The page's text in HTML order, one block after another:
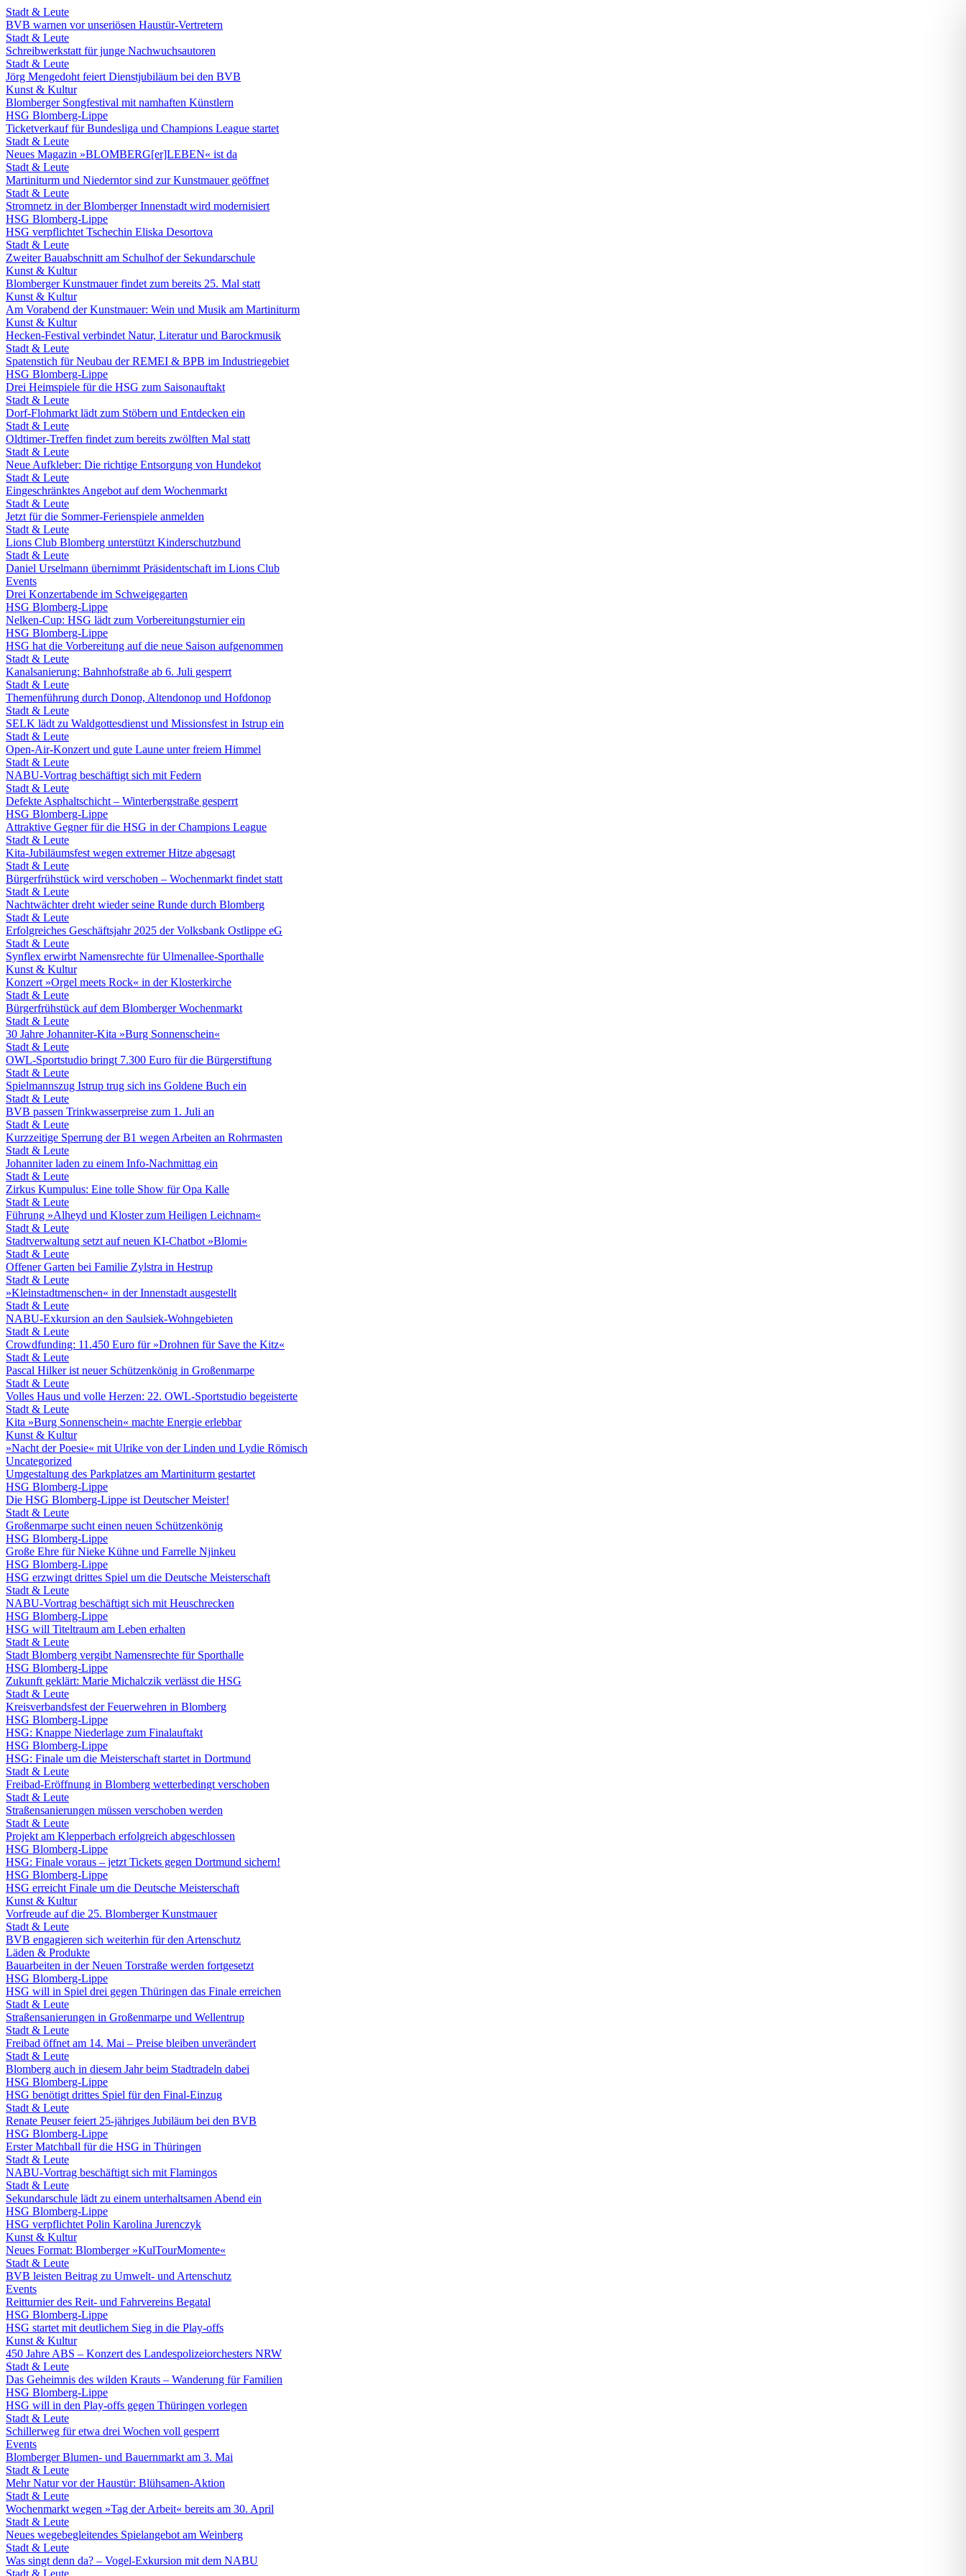
Stadt & Leute
BVB warnen vor unseriösen Haustür-Vertretern
Stadt & Leute
Schreibwerkstatt für junge Nachwuchsautoren
Stadt & Leute
Jörg Mengedoht feiert Dienstjubiläum bei den BVB
Kunst & Kultur
Blomberger Songfestival mit namhaften Künstlern
HSG Blomberg-Lippe
Ticketverkauf für Bundesliga und Champions League startet
Stadt & Leute
Neues Magazin »BLOMBERG[er]LEBEN« ist da
Stadt & Leute
Martiniturm und Niederntor sind zur Kunstmauer geöffnet
Stadt & Leute
Stromnetz in der Blomberger Innenstadt wird modernisiert
HSG Blomberg-Lippe
HSG verpflichtet Tschechin Eliska Desortova
Stadt & Leute
Zweiter Bauabschnitt am Schulhof der Sekundarschule
Kunst & Kultur
Blomberger Kunstmauer findet zum bereits 25. Mal statt
Kunst & Kultur
Am Vorabend der Kunstmauer: Wein und Musik am Martiniturm
Kunst & Kultur
Hecken-Festival verbindet Natur, Literatur und Barockmusik
Stadt & Leute
Spatenstich für Neubau der REMEI & BPB im Industriegebiet
HSG Blomberg-Lippe
Drei Heimspiele für die HSG zum Saisonauftakt
Stadt & Leute
Dorf-Flohmarkt lädt zum Stöbern und Entdecken ein
Stadt & Leute
Oldtimer-Treffen findet zum bereits zwölften Mal statt
Stadt & Leute
Neue Aufkleber: Die richtige Entsorgung von Hundekot
Stadt & Leute
Eingeschränktes Angebot auf dem Wochenmarkt
Stadt & Leute
Jetzt für die Sommer-Ferienspiele anmelden
Stadt & Leute
Lions Club Blomberg unterstützt Kinderschutzbund
Stadt & Leute
Daniel Urselmann übernimmt Präsidentschaft im Lions Club
Events
Drei Konzertabende im Schweigegarten
HSG Blomberg-Lippe
Nelken-Cup: HSG lädt zum Vorbereitungsturnier ein
HSG Blomberg-Lippe
HSG hat die Vorbereitung auf die neue Saison aufgenommen
Stadt & Leute
Kanalsanierung: Bahnhofstraße ab 6. Juli gesperrt
Stadt & Leute
Themenführung durch Donop, Altendonop und Hofdonop
Stadt & Leute
SELK lädt zu Waldgottesdienst und Missionsfest in Istrup ein
Stadt & Leute
Open-Air-Konzert und gute Laune unter freiem Himmel
Stadt & Leute
NABU-Vortrag beschäftigt sich mit Federn
Stadt & Leute
Defekte Asphaltschicht – Winterbergstraße gesperrt
HSG Blomberg-Lippe
Attraktive Gegner für die HSG in der Champions League
Stadt & Leute
Kita-Jubiläumsfest wegen extremer Hitze abgesagt
Stadt & Leute
Bürgerfrühstück wird verschoben – Wochenmarkt findet statt
Stadt & Leute
Nachtwächter dreht wieder seine Runde durch Blomberg
Stadt & Leute
Erfolgreiches Geschäftsjahr 2025 der Volksbank Ostlippe eG
Stadt & Leute
Synflex erwirbt Namensrechte für Ulmenallee-Sporthalle
Kunst & Kultur
Konzert »Orgel meets Rock« in der Klosterkirche
Stadt & Leute
Bürgerfrühstück auf dem Blomberger Wochenmarkt
Stadt & Leute
30 Jahre Johanniter-Kita »Burg Sonnenschein«
Stadt & Leute
OWL-Sportstudio bringt 7.300 Euro für die Bürgerstiftung
Stadt & Leute
Spielmannszug Istrup trug sich ins Goldene Buch ein
Stadt & Leute
BVB passen Trinkwasserpreise zum 1. Juli an
Stadt & Leute
Kurzzeitige Sperrung der B1 wegen Arbeiten an Rohrmasten
Stadt & Leute
Johanniter laden zu einem Info-Nachmittag ein
Stadt & Leute
Zirkus Kumpulus: Eine tolle Show für Opa Kalle
Stadt & Leute
Führung »Alheyd und Kloster zum Heiligen Leichnam«
Stadt & Leute
Stadtverwaltung setzt auf neuen KI-Chatbot »Blomi«
Stadt & Leute
Offener Garten bei Familie Zylstra in Hestrup
Stadt & Leute
»Kleinstadtmenschen« in der Innenstadt ausgestellt
Stadt & Leute
NABU-Exkursion an den Saulsiek-Wohngebieten
Stadt & Leute
Crowdfunding: 11.450 Euro für »Drohnen für Save the Kitz«
Stadt & Leute
Pascal Hilker ist neuer Schützenkönig in Großenmarpe
Stadt & Leute
Volles Haus und volle Herzen: 22. OWL-Sportstudio begeisterte
Stadt & Leute
Kita »Burg Sonnenschein« machte Energie erlebbar
Kunst & Kultur
»Nacht der Poesie« mit Ulrike von der Linden und Lydie Römisch
Uncategorized
Umgestaltung des Parkplatzes am Martiniturm gestartet
HSG Blomberg-Lippe
Die HSG Blomberg-Lippe ist Deutscher Meister!
Stadt & Leute
Großenmarpe sucht einen neuen Schützenkönig
HSG Blomberg-Lippe
Große Ehre für Nieke Kühne und Farrelle Njinkeu
HSG Blomberg-Lippe
HSG erzwingt drittes Spiel um die Deutsche Meisterschaft
Stadt & Leute
NABU-Vortrag beschäftigt sich mit Heuschrecken
HSG Blomberg-Lippe
HSG will Titeltraum am Leben erhalten
Stadt & Leute
Stadt Blomberg vergibt Namensrechte für Sporthalle
HSG Blomberg-Lippe
Zukunft geklärt: Marie Michalczik verlässt die HSG
Stadt & Leute
Kreisverbandsfest der Feuerwehren in Blomberg
HSG Blomberg-Lippe
HSG: Knappe Niederlage zum Finalauftakt
HSG Blomberg-Lippe
HSG: Finale um die Meisterschaft startet in Dortmund
Stadt & Leute
Freibad-Eröffnung in Blomberg wetterbedingt verschoben
Stadt & Leute
Straßensanierungen müssen verschoben werden
Stadt & Leute
Projekt am Klepperbach erfolgreich abgeschlossen
HSG Blomberg-Lippe
HSG: Finale voraus – jetzt Tickets gegen Dortmund sichern!
HSG Blomberg-Lippe
HSG erreicht Finale um die Deutsche Meisterschaft
Kunst & Kultur
Vorfreude auf die 25. Blomberger Kunstmauer
Stadt & Leute
BVB engagieren sich weiterhin für den Artenschutz
Läden & Produkte
Bauarbeiten in der Neuen Torstraße werden fortgesetzt
HSG Blomberg-Lippe
HSG will in Spiel drei gegen Thüringen das Finale erreichen
Stadt & Leute
Straßensanierungen in Großenmarpe und Wellentrup
Stadt & Leute
Freibad öffnet am 14. Mai – Preise bleiben unverändert
Stadt & Leute
Blomberg auch in diesem Jahr beim Stadtradeln dabei
HSG Blomberg-Lippe
HSG benötigt drittes Spiel für den Final-Einzug
Stadt & Leute
Renate Peuser feiert 25-jähriges Jubiläum bei den BVB
HSG Blomberg-Lippe
Erster Matchball für die HSG in Thüringen
Stadt & Leute
NABU-Vortrag beschäftigt sich mit Flamingos
Stadt & Leute
Sekundarschule lädt zu einem unterhaltsamen Abend ein
HSG Blomberg-Lippe
HSG verpflichtet Polin Karolina Jurenczyk
Kunst & Kultur
Neues Format: Blomberger »KulTourMomente«
Stadt & Leute
BVB leisten Beitrag zu Umwelt- und Artenschutz
Events
Reitturnier des Reit- und Fahrvereins Begatal
HSG Blomberg-Lippe
HSG startet mit deutlichem Sieg in die Play-offs
Kunst & Kultur
450 Jahre ABS – Konzert des Landespolizeiorchesters NRW
Stadt & Leute
Das Geheimnis des wilden Krauts – Wanderung für Familien
HSG Blomberg-Lippe
HSG will in den Play-offs gegen Thüringen vorlegen
Stadt & Leute
Schillerweg für etwa drei Wochen voll gesperrt
Events
Blomberger Blumen- und Bauernmarkt am 3. Mai
Stadt & Leute
Mehr Natur vor der Haustür: Blühsamen-Aktion
Stadt & Leute
Wochenmarkt wegen »Tag der Arbeit« bereits am 30. April
Stadt & Leute
Neues wegebegleitendes Spielangebot am Weinberg
Stadt & Leute
Was singt denn da? – Vogel-Exkursion mit dem NABU
Stadt & Leute